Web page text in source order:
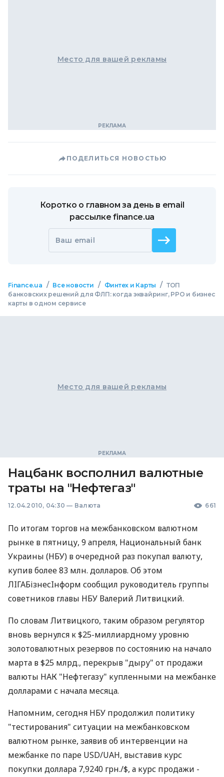
Место для вашей рекламы
ПОДЕЛИТЬСЯ НОВОСТЬЮ
Коротко о главном за день в email
рассылке finance.ua
Ваш email
Finance.ua / Все новости / Финтех и Карты / ТОП
банковских решений для ФЛП: когда эквайринг, РРО и бизнес
карты в одном сервисе
Место для вашей рекламы
Нацбанк восполнил валютные
траты на "Нефтегаз"
12.04.2010, 04:30 — Валюта 661
По итогам торгов на межбанковском валютном
рынке в пятницу, 9 апреля, Национальный банк
Украины (НБУ) в очередной раз покупал валюту,
купив более 83 млн. долларов. Об этом
ЛIГАБiзнесIнформ сообщил руководитель группы
советников главы НБУ Валерий Литвицкий.
По словам Литвицкого, таким образом регулятор
вновь вернулся к $25-миллиардному уровню
золотовалютных резервов по состоянию на начало
марта в $25 млрд., перекрыв "дыру" от продажи
валюты НАК "Нефтегазу" купленными на межбанке
долларами с начала месяца.
Напомним, сегодня НБУ продолжил политику
"тестирования" ситуации на межбанковском
валютном рынке, заявив об интервенции на
межбанке по паре USD/UAH, выставив курс
покупки доллара 7,9240 грн./$, а курс продажи -